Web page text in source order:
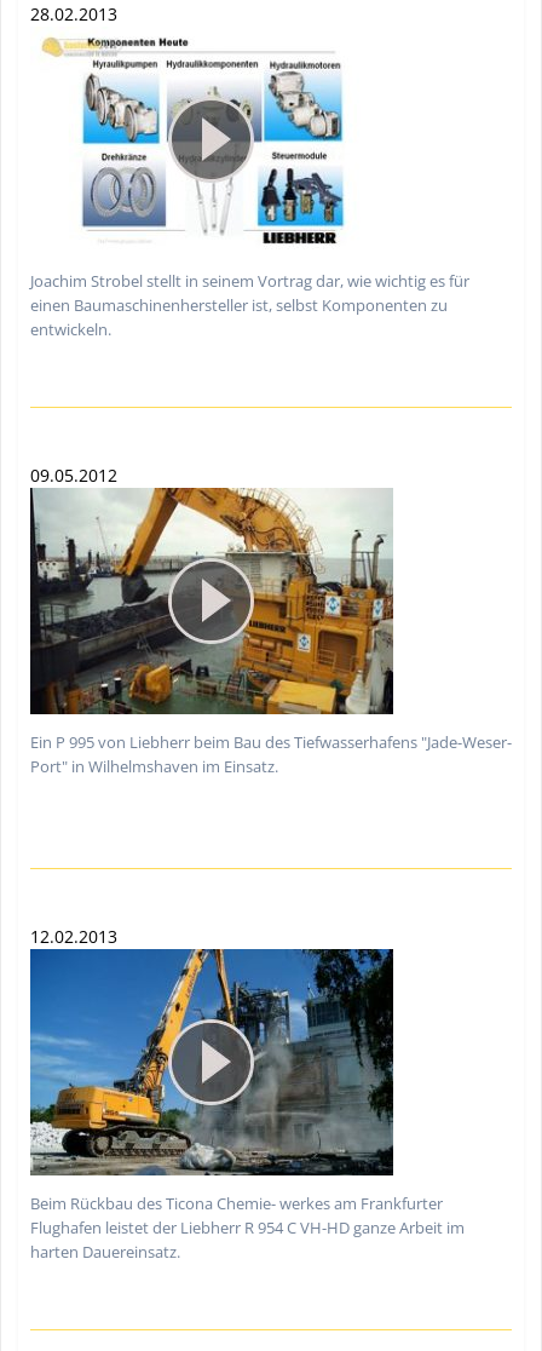
28.02.2013
Joachim Strobel stellt in seinem Vortrag dar, wie wichtig es für
einen Baumaschinenhersteller ist, selbst Komponenten zu
entwickeln.
09.05.2012
Ein P 995 von Liebherr beim Bau des Tiefwasserhafens "Jade-Weser-
Port" in Wilhelmshaven im Einsatz.
12.02.2013
Beim Rückbau des Ticona Chemie- werkes am Frankfurter
Flughafen leistet der Liebherr R 954 C VH-HD ganze Arbeit im
harten Dauereinsatz.